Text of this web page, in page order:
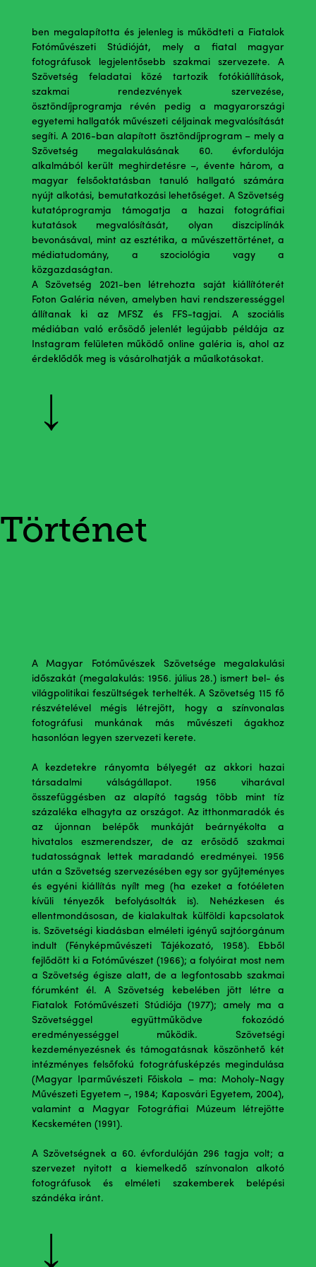
ben megalapította és jelenleg is működteti a Fiatalok
Fotóművészeti Stúdióját, mely a fiatal magyar
fotográfusok legjelentősebb szakmai szervezete. A
Szövetség feladatai közé tartozik fotókiállítások,
szakmai rendezvények szervezése,
ösztöndíjprogramja révén pedig a magyarországi
egyetemi hallgatók művészeti céljainak megvalósítását
segíti. A 2016-ban alapított ösztöndíjprogram – mely a
Szövetség megalakulásának 60. évfordulója
alkalmából került meghirdetésre –, évente három, a
magyar felsőoktatásban tanuló hallgató számára
nyújt alkotási, bemutatkozási lehetőséget. A Szövetség
kutatóprogramja támogatja a hazai fotográfiai
kutatások megvalósítását, olyan diszciplínák
bevonásával, mint az esztétika, a művészettörténet, a
médiatudomány, a szociológia vagy a
közgazdaságtan.
A Szövetség 2021-ben létrehozta saját kiállítóterét
Foton Galéria néven, amelyben havi rendszerességgel
állítanak ki az MFSZ és FFS-tagjai. A szociális
médiában való erősödő jelenlét legújabb példája az
Instagram felületen működő online galéria is, ahol az
érdeklődők meg is vásárolhatják a műalkotásokat.
Történet
A Magyar Fotóművészek Szövetsége megalakulási
időszakát (megalakulás: 1956. július 28.) ismert bel- és
világpolitikai feszültségek terhelték. A Szövetség 115 fő
részvételével mégis létrejött, hogy a színvonalas
fotográfusi munkának más művészeti ágakhoz
hasonlóan legyen szervezeti kerete.
A kezdetekre rányomta bélyegét az akkori hazai
társadalmi válságállapot. 1956 viharával
összefüggésben az alapító tagság több mint tíz
százaléka elhagyta az országot. Az itthonmaradók és
az újonnan belépők munkáját beárnyékolta a
hivatalos eszmerendszer, de az erősödő szakmai
tudatosságnak lettek maradandó eredményei. 1956
után a Szövetség szervezésében egy sor gyűjteményes
és egyéni kiállítás nyílt meg (ha ezeket a fotóéleten
kívüli tényezők befolyásolták is). Nehézkesen és
ellentmondásosan, de kialakultak külföldi kapcsolatok
is. Szövetségi kiadásban elméleti igényű sajtóorgánum
indult (Fényképművészeti Tájékozató, 1958). Ebből
fejlődött ki a Fotóművészet (1966); a folyóirat most nem
a Szövetség égisze alatt, de a legfontosabb szakmai
fórumként él. A Szövetség kebelében jött létre a
Fiatalok Fotóművészeti Stúdiója (1977); amely ma a
Szövetséggel együttműködve fokozódó
eredményességgel működik. Szövetségi
kezdeményezésnek és támogatásnak köszönhető két
intézményes felsőfokú fotográfusképzés megindulása
(Magyar Iparművészeti Főiskola – ma: Moholy-Nagy
Művészeti Egyetem –, 1984; Kaposvári Egyetem, 2004),
valamint a Magyar Fotográfiai Múzeum létrejötte
Kecskeméten (1991).
A Szövetségnek a 60. évfordulóján 296 tagja volt; a
szervezet nyitott a kiemelkedő színvonalon alkotó
fotográfusok és elméleti szakemberek belépési
szándéka iránt.